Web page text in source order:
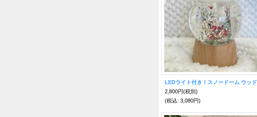
LEDライト付き！スノードーム ウッド
2,800円(税別)
(税込: 3,080円)